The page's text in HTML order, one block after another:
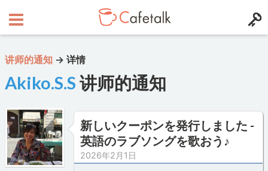
讲师的通知 → 详情
Akiko.S.S 讲师的通知
新しいクーポンを発行しました -
英語のラブソングを歌おう♪
2026年2月1日